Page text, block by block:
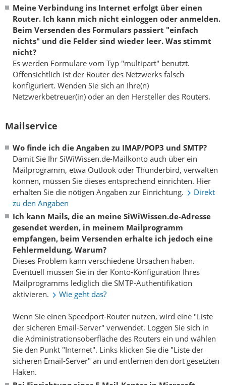
Meine Verbindung ins Internet erfolgt über einen
Router. Ich kann mich nicht einloggen oder anmelden.
Beim Versenden des Formulars passiert "einfach
nichts" und die Felder sind wieder leer. Was stimmt
nicht?
Es werden Formulare vom Typ "multipart" benutzt.
Offensichtlich ist der Router des Netzwerks falsch
konfiguriert. Wenden Sie sich an Ihre(n)
Netzwerkbetreuer(in) oder an den Hersteller des Routers.
Mailservice
Wo finde ich die Angaben zu IMAP/POP3 und SMTP?
Damit Sie Ihr SiWiWissen.de-Mailkonto auch über ein
Mailprogramm, etwa Outlook oder Thunderbird, verwalten
können, müssen Sie dieses entsprechend einrichten. Hier
erhalten Sie die nötigen Angaben zur Einrichtung.
Direkt
zu den Angaben
Ich kann Mails, die an meine SiWiWissen.de-Adresse
gesendet werden, in meinem Mailprogramm
empfangen, beim Versenden erhalte ich jedoch eine
Fehlermeldung. Warum?
Dieses Problem kann verschiedene Ursachen haben.
Eventuell müssen Sie in der Konto-Konfiguration Ihres
Mailprogramms lediglich die SMTP-Authentifikation
aktivieren.
Wie geht das?
Wenn Sie einen Speedport-Router nutzen, wird eine "Liste
der sicheren Email-Server" verwendet. Loggen Sie sich in
die Administrationsoberfläche des Routers ein und wählen
Sie den Punkt "Internet". Links klicken Sie die "Liste der
sicheren Email-Server" an und entfernen den dort gesetzten
Haken.